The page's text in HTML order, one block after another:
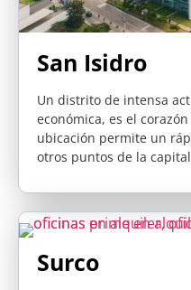
San Isidro
Un distrito de intensa
económica, es el
ubicación permite un
otros puntos de la
Surco